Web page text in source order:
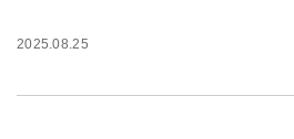
2025.08.25